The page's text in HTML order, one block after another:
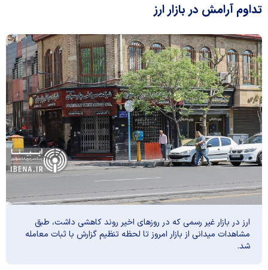
تداوم آرامش در بازار ارز
ارز در بازار غیر رسمی که در روز‌های اخیر روند کاهشی داشت، طبق
مشاهدات میدانی از بازار امروز تا لحظه تنظیم گزارش با ثبات معامله
شد.